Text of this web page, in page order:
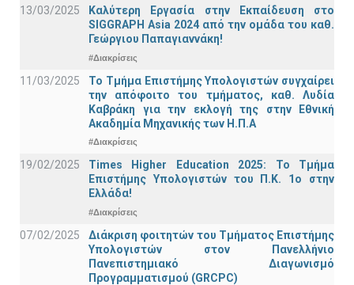
13/03/2025
Καλύτερη Εργασία στην Εκπαίδευση στο
SIGGRAPH Asia 2024 από την ομάδα του καθ.
Γεώργιου Παπαγιαννάκη!
#Διακρίσεις
11/03/2025
Το Τμήμα Επιστήμης Υπολογιστών συγχαίρει
την απόφοιτο του τμήματος, καθ. Λυδία
Καβράκη για την εκλογή της στην Εθνική
Ακαδημία Μηχανικής των Η.Π.Α
#Διακρίσεις
19/02/2025
Times Higher Education 2025: Το Τμήμα
Επιστήμης Υπολογιστών του Π.Κ. 1ο στην
Ελλάδα!
#Διακρίσεις
07/02/2025
Διάκριση φοιτητών του Τμήματος Επιστήμης
Υπολογιστών στον Πανελλήνιο
Πανεπιστημιακό Διαγωνισμό
Προγραμματισμού (GRCPC)